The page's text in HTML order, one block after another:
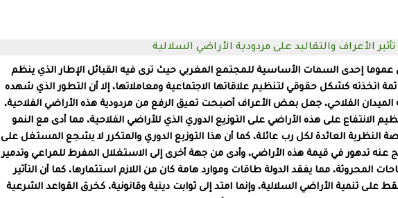
تأثير الأعراف والتقاليد على مردودية الأراضي السلالية
عموما إحدى السمات الأساسية للمجتمع المغربي حيث ترى فيه القبائل الإطار الذي ينظم
اتخذته كشكل حقوقي لتنظيم علاقاتها الاجتماعية ومعاملاتها، إلا أن التطور الذي شهده
الفلاحي، جعل بعض الأعراف أصبحت تعيق الرفع من مردودية هذه الأراضي الفلاحية،
الانتفاع على هذه الأراضي على التوزيع الدوري الذي للأراضي الفلاحية، مما أدى مع النمو
النظرية العائدة لكل رب عائلة، كما أن هذا التوزيع الدوري والمتكرر لا يشجع المستغل على
عنه تدهور في قيمة هذه الأراضي، وأدى من جهة أخرى إلى الاستغلال المفرط للمراعي وتدمير
المحروثة، مما يفقد الدولة طاقات وموارد هامة كان من اللازم استثمارها، كما أن التأثير
تنمية الأراضي السلالية، وإنما امتد إلى ثوابت دينية وقانونية، كخرق القواعد الشرعية